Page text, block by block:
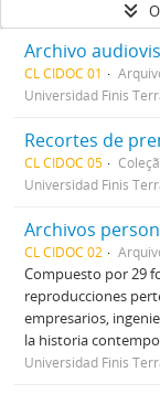
Archivo
CL CIDOC 01
Universidad Finis
Recortes de
CL CIDOC 05
Universidad Finis
Archivos
CL CIDOC 02
Compuesto por 29
reproducciones
empresarios,
la historia
Universidad Finis